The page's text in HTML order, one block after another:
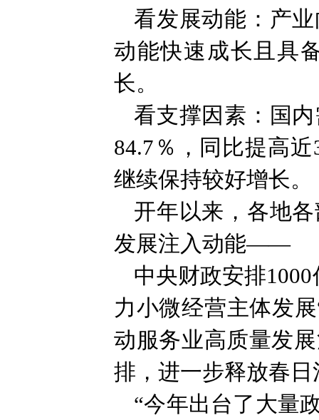
看发展动能：产
动能快速成长且具
长。
看支撑因素：国
84.7％，同比提高
继续保持较好增长。
开年以来，各地
发展注入动能——
中央财政安排
力小微经营主体发
动服务业高质量发
排，进一步释放春
“今年出台了大量